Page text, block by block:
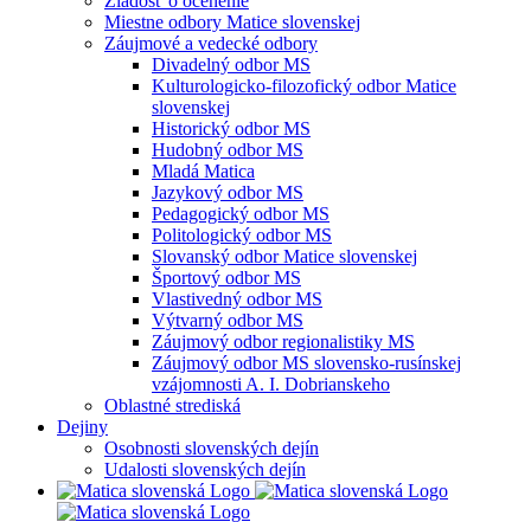
Miestne odbory Matice slovenskej
Záujmové a vedecké odbory
Divadelný odbor MS
Kulturologicko-filozofický odbor Matice
slovenskej
Historický odbor MS
Hudobný odbor MS
Mladá Matica
Jazykový odbor MS
Pedagogický odbor MS
Politologický odbor MS
Slovanský odbor Matice slovenskej
Športový odbor MS
Vlastivedný odbor MS
Výtvarný odbor MS
Záujmový odbor regionalistiky MS
Záujmový odbor MS slovensko-rusínskej
vzájomnosti A. I. Dobrianskeho
Oblastné strediská
Dejiny
Osobnosti slovenských dejín
Udalosti slovenských dejín